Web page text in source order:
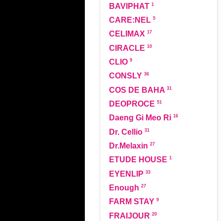
BAVIPHAT 1
CARE:NEL 5
CELIMAX 17
CIRACLE 10
CLIO 9
CONSLY 36
COS DE BAHA 31
DEOPROCE 51
Daeng Gi Meo Ri 16
Dr. Cellio 31
Dr.Melaxin 27
ETUDE HOUSE 1
EYENLIP 33
Enough 27
FARM STAY 9
FRAIJOUR 20